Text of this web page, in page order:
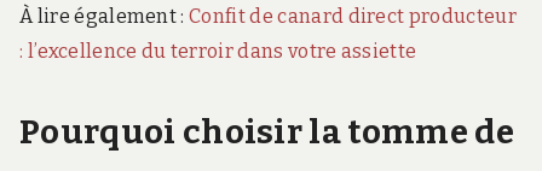
À lire également :Confit de canard direct producteur
: l’excellence du terroir dans votre assiette
Pourquoi choisir la tomme de